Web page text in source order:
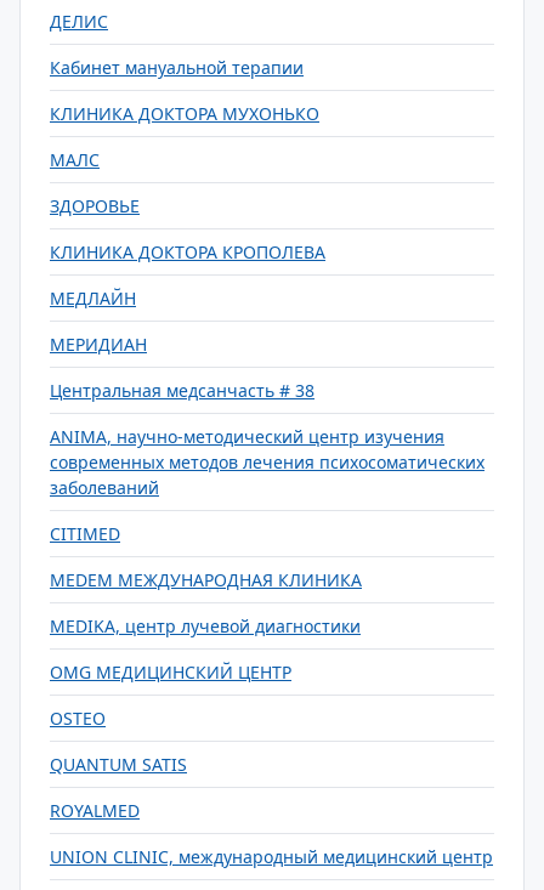
ДЕЛИС
Кабинет мануальной терапии
КЛИНИКА ДОКТОРА МУХОНЬКО
МАЛС
ЗДОРОВЬЕ
КЛИНИКА ДОКТОРА КРОПОЛЕВА
МЕДЛАЙН
МЕРИДИАН
Центральная медсанчасть # 38
ANIMA, научно-методический центр изучения
современных методов лечения психосоматических
заболеваний
CITIMED
MEDEM МЕЖДУНАРОДНАЯ КЛИНИКА
MEDIKA, центр лучевой диагностики
OMG МЕДИЦИНСКИЙ ЦЕНТР
OSTEO
QUANTUM SATIS
ROYALMED
UNION CLINIC, международный медицинский центр